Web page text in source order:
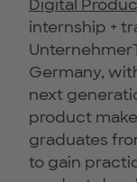
Digital
internship +
Germany,
next
product
graduates
to gain